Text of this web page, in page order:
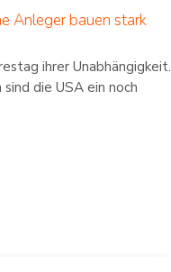
Anleger bauen stark
ihrer Unabhängigkeit.
die USA ein noch